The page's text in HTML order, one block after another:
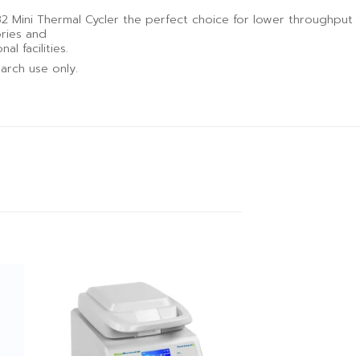
Mini Thermal Cycler the perfect choice for lower throughput
and
facilities.
use only.